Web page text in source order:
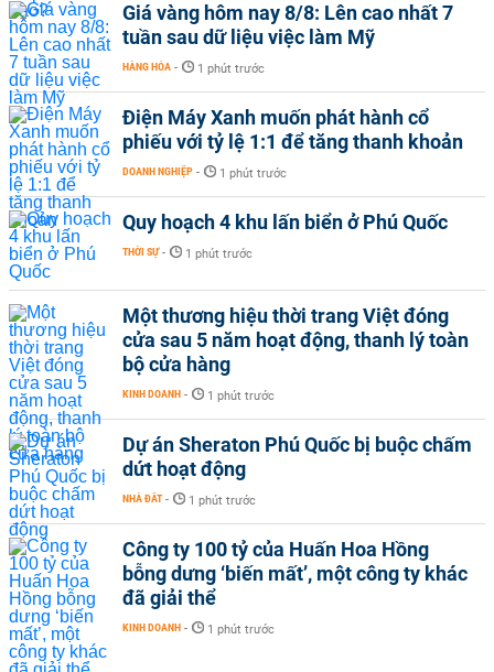
Giá vàng hôm nay 8/8: Lên cao nhất 7
tuần sau dữ liệu việc làm Mỹ
HÀNG HÓA - 1 phút trước
Điện Máy Xanh muốn phát hành cổ
phiếu với tỷ lệ 1:1 để tăng thanh khoản
DOANH NGHIỆP - 1 phút trước
Quy hoạch 4 khu lấn biển ở Phú Quốc
THỜI SỰ - 1 phút trước
Một thương hiệu thời trang Việt đóng
cửa sau 5 năm hoạt động, thanh lý toàn
bộ cửa hàng
KINH DOANH - 1 phút trước
Dự án Sheraton Phú Quốc bị buộc chấm
dứt hoạt động
NHÀ ĐẤT - 1 phút trước
Công ty 100 tỷ của Huấn Hoa Hồng
bỗng dưng ‘biến mất’, một công ty khác
đã giải thể
KINH DOANH - 1 phút trước